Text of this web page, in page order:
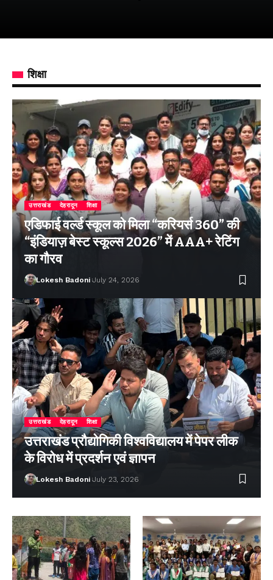
शिक्षा
उत्तराखंड देहरादून शिक्षा
एडिफाई वर्ल्ड स्कूल को मिला “करियर्स 360” की
“इंडियाज़ बेस्ट स्कूल्स 2026” में AAA+ रेटिंग
का गौरव
Lokesh Badoni July 24, 2026
उत्तराखंड देहरादून शिक्षा
उत्तराखंड प्रौद्योगिकी विश्वविद्यालय में पेपर लीक
के विरोध में प्रदर्शन एवं ज्ञापन
Lokesh Badoni July 23, 2026